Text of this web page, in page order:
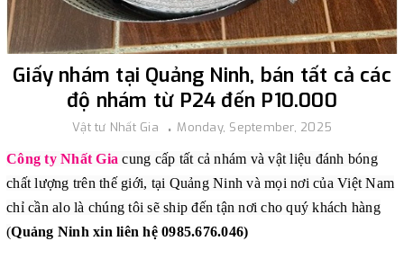
Giấy nhám tại Quảng Ninh, bán tất cả các
độ nhám từ P24 đến P10.000
Vật tư Nhất Gia Monday, September, 2025
Công ty Nhất Gia cung cấp tất cả nhám và vật liệu đánh bóng
chất lượng trên thế giới, tại Quảng Ninh và mọi nơi của Việt Nam
chỉ cần alo là chúng tôi sẽ ship đến tận nơi cho quý khách hàng
(Quảng Ninh xin liên hệ 0985.676.046)